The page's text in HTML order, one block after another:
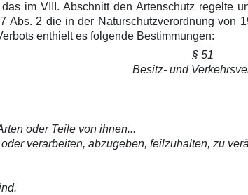
im VIII. Abschnitt den Artenschutz regelte
Abs. 2 die in der Naturschutzverordnung von
enthielt es folgende Bestimmungen:
§ 51
Besitz- und
oder Teile von ihnen...
verarbeiten, abzugeben, feilzuhalten, zu